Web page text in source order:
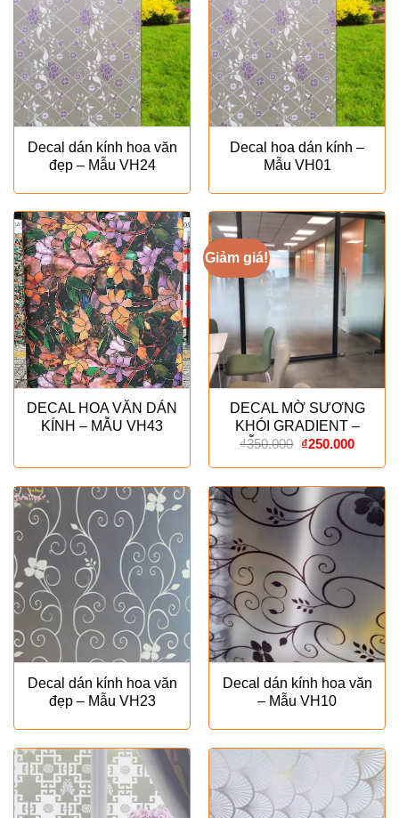
Decal dán kính hoa văn
đẹp – Mẫu VH24
Decal hoa dán kính –
Mẫu VH01
DECAL HOA VĂN DÁN
KÍNH – MẪU VH43
Giảm giá!
DECAL MỜ SƯƠNG
KHÓI GRADIENT –
MẪU ESPECIALLY
₫350.000 Giá
là:
₫350.000.
₫250.000Giá
tại
là:
Decal dán kính hoa văn
đẹp – Mẫu VH23
Decal dán kính hoa văn
– Mẫu VH10